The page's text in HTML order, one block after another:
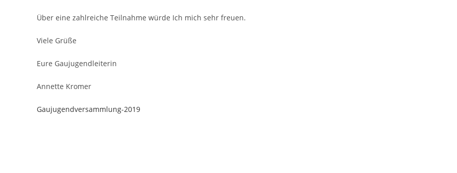
Über eine zahlreiche Teilnahme würde Ich mich sehr freuen.
Viele Grüße
Eure Gaujugendleiterin
Annette Kromer
Gaujugendversammlung-2019